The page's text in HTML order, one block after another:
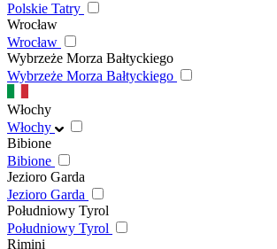
Polskie Tatry
Wrocław
Wrocław
Wybrzeże Morza Bałtyckiego
Wybrzeże Morza Bałtyckiego
Włochy
Włochy
Bibione
Bibione
Jezioro Garda
Jezioro Garda
Południowy Tyrol
Południowy Tyrol
Rimini